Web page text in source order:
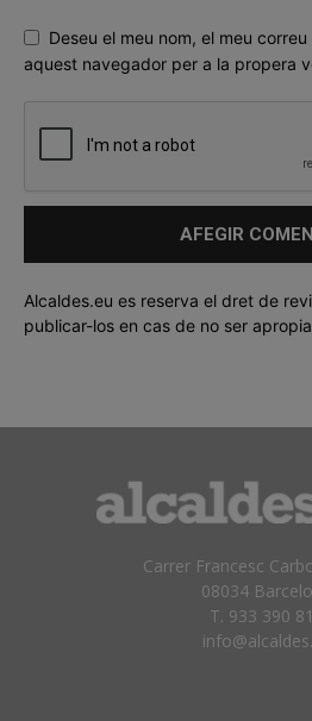
Deseu el meu nom, el meu
aquest navegador per a la propera
Alcaldes.eu es reserva el dret de
publicar-los en cas de no ser
Carrer Francesc
08034
T. 933 390